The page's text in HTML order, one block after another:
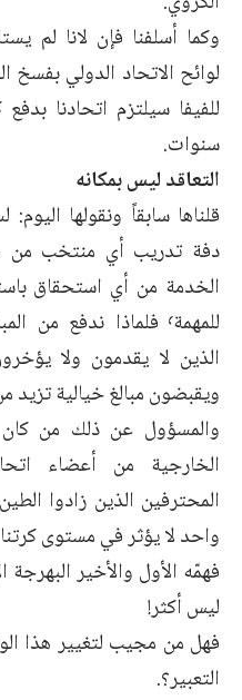
وكما أسلفنا فإن لانا لم
للفيفا سيلتزم اتحادنا
سنوات.
التعاقد ليس بمكانه
قلناها سابقاً ونقولها
دفة تدريب أي منتخب من
الخدمة من أي استحقاق
للمهمة٬ فلماذا ندفع
الذين لا يقدمون ولا
ويقبضون مبالغ خيالية تزيد
والمسؤول عن ذلك من كان
الخارجية من أعضاء
واحد لا يؤثر في مستوى
فهمّه الأول والأخير
ليس أكثر!
فهل من مجيب لتغيير هذا
التعبير؟.